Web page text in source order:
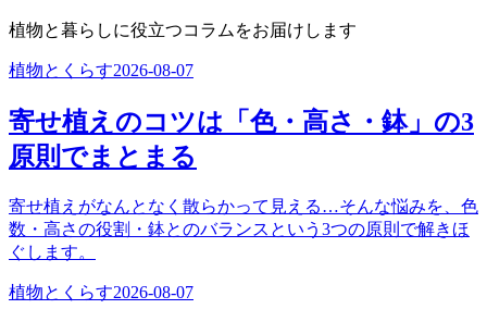
植物と暮らしに役立つコラムをお届けします
植物とくらす2026-08-07
寄せ植えのコツは「色・高さ・鉢」の3
原則でまとまる
寄せ植えがなんとなく散らかって見える…そんな悩みを、色
数・高さの役割・鉢とのバランスという3つの原則で解きほ
ぐします。
植物とくらす2026-08-07